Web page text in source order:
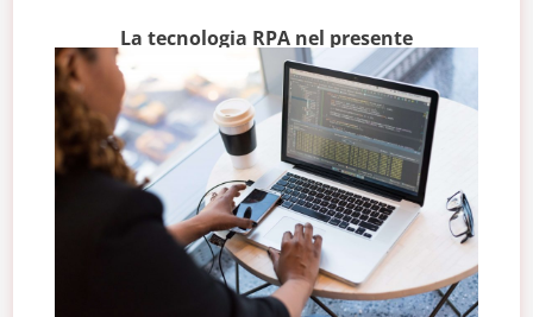
La tecnologia RPA nel presente